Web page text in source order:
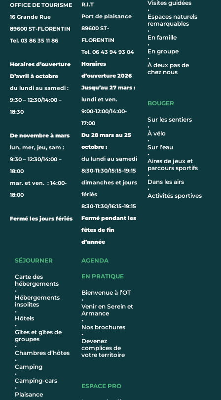
OFFICE DE TOURISME
16 Grande Rue
89600 ST-FLORENTIN
Tel. 03 86 35 11 86
Horaires d’ouverture
D’avril à octobre
du lundi au samedi :
9:30 – 12:30/14:00 –
18:30
De novembre à mars
lun, mer, jeu, sam :
9:30 – 12:30/14:00 –
18:00
mar. et ven. : 14:00-
18:00
Fermé les jours fériés
R.I.T
Port de plaisance
89600 ST-
FLORENTIN
Tel. 06 43 94 93 04
Horaires
d’ouverture 2026
Jusqu’au 27 mars :
lundi et ven.
9:00-12:00/14:00-
17:00
Du 28 mars au 25
octobre :
du lundi au samedi
8:30-11:30/15:15-19:15
dimanches et jours
fériés
8:30-11:30/16:15-19:15
Fermé pendant les
fêtes de fin
d’année
Visites guidées
•
Espaces naturels
remarquables
•
En famille
•
En groupe
•
À deux pas de
chez nous
BOUGER
Sur les sentiers
•
À vélo
•
Sur l’eau
•
Aires de jeux et
parcours sportifs
•
Dans les airs
•
Activités sportives
SÉJOURNER
Carte des
hébergements
•
Hébergements
insolites
•
Hôtels
•
Gîtes et gîtes de
groupes
•
Chambres d’hôtes
•
Camping
•
Camping-cars
•
Plaisance
AGENDA
EN PRATIQUE
Bienvenue à l’OT
•
Venir en Serein et
Armance
•
Nos brochures
•
Devenez
complices de
votre territoire
ESPACE PRO